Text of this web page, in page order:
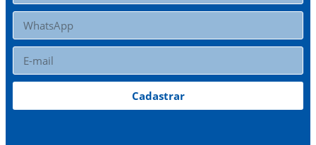
Cadastrar